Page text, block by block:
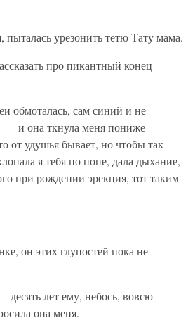
пыталась урезонить тетю Тату мама.
про пикантный конец
сам синий и не
— и она ткнула меня пониже
от удушья бывает, но чтобы так
я тебя по попе, дала дыхание,
при рождении эрекция, тот таким
он этих глупостей пока не
лет ему, небось, вовсю
она меня.